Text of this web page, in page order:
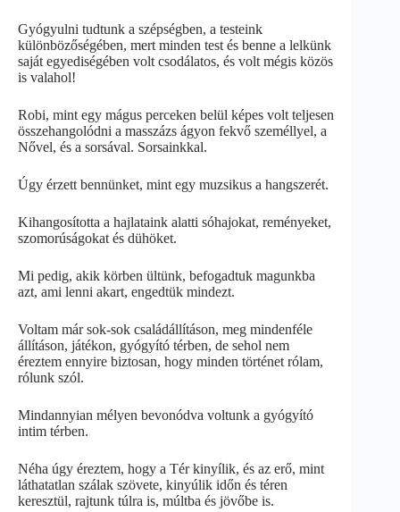
Gyógyulni tudtunk a szépségben, a testeink
különbözőségében, mert minden test és benne a lelkünk
saját egyediségében volt csodálatos, és volt mégis közös
is valahol!
Robi, mint egy mágus perceken belül képes volt teljesen
összehangolódni a masszázs ágyon fekvő személlyel, a
Nővel, és a sorsával. Sorsainkkal.
Úgy érzett bennünket, mint egy muzsikus a hangszerét.
Kihangosította a hajlataink alatti sóhajokat, reményeket,
szomorúságokat és dühöket.
Mi pedig, akik körben ültünk, befogadtuk magunkba
azt, ami lenni akart, engedtük mindezt.
Voltam már sok-sok családállításon, meg mindenféle
állításon, játékon, gyógyító térben, de sehol nem
éreztem ennyire biztosan, hogy minden történet rólam,
rólunk szól.
Mindannyian mélyen bevonódva voltunk a gyógyító
intim térben.
Néha úgy éreztem, hogy a Tér kinyílik, és az erő, mint
láthatatlan szálak szövete, kinyúlik időn és téren
keresztül, rajtunk túlra is, múltba és jövőbe is.